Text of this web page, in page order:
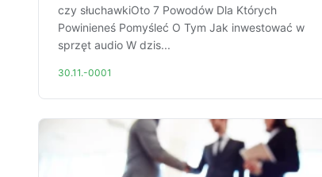
czy słuchawkiOto 7 Powodów Dla Których
Powinieneś Pomyśleć O Tym Jak inwestować w
sprzęt audio W dzis...
30.11.-0001